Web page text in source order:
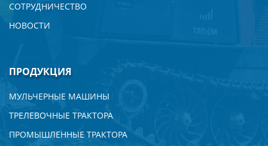
СОТРУДНИЧЕСТВО
НОВОСТИ
ПРОДУКЦИЯ
МУЛЬЧЕРНЫЕ МАШИНЫ
ТРЕЛЕВОЧНЫЕ ТРАКТОРА
ПРОМЫШЛЕННЫЕ ТРАКТОРА